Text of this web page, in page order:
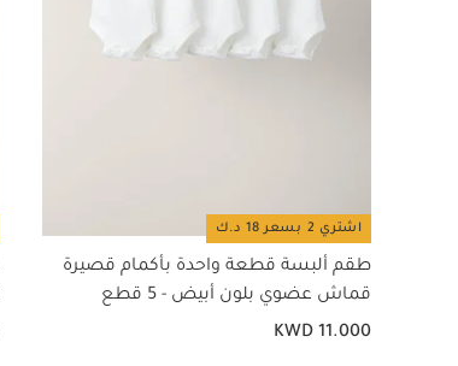
اشتري 2 بسعر 18 د.ك
طقم ألبسة قطعة واحدة بأكمام قصيرة
قماش عضوي بلون أبيض - 5 قطع
KWD 11.000